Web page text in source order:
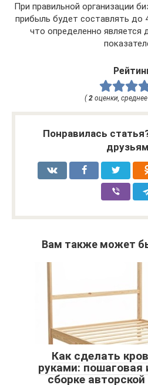
При правильной организации
прибыль будет составлять до
что определенно является
( 2 оценки, среднее
Понравилась
Вам также может
Как сделать
руками: пошаговая
сборке